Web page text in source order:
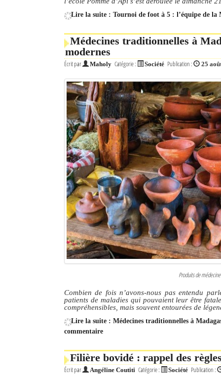
Lire la suite : Tournoi de foot à 5 : l’équipe de la
Médecines traditionnelles à
modernes
Écrit par Maholy Catégorie : Société Publication : 25
Produits de
Combien de fois n’avons-nous pas entendu
patients de maladies qui pouvaient leur être
compréhensibles, mais souvent entourées de
Lire la suite : Médecines traditionnelles à
commentaire
Filière bovidé : rappel des
Écrit par Angéline Coutiti Catégorie : Société Publication :